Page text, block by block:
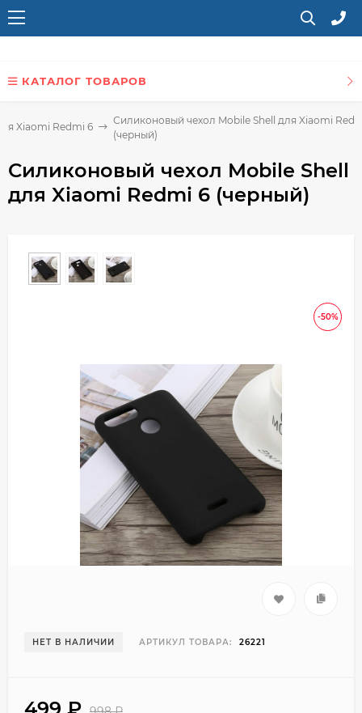
КАТАЛОГ ТОВАРОВ
Xiaomi Redmi 6
Силиконовый чехол Mobile Shell для Xiaomi
(черный)
Силиконовый чехол Mobile Shell
для Xiaomi Redmi 6 (черный)
-50%
НЕТ В НАЛИЧИИ АРТИКУЛ ТОВАРА: 26221